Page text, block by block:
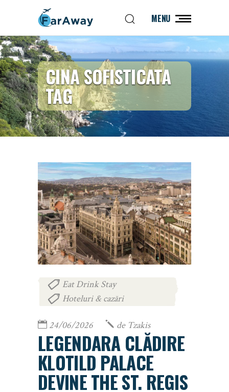
MENU
CINA SOFISTICATA
TAG
Eat Drink Stay
Hoteluri & cazări
24/06/2026 de Tzakis
LEGENDARA CLĂDIRE
KLOTILD PALACE
DEVINE THE ST. REGIS